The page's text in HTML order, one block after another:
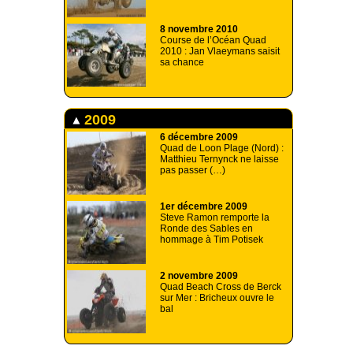
8 novembre 2010
Course de l’Océan Quad
2010 : Jan Vlaeymans saisit
sa chance
2009
6 décembre 2009
Quad de Loon Plage (Nord) :
Matthieu Ternynck ne laisse
pas passer (…)
1er décembre 2009
Steve Ramon remporte la
Ronde des Sables en
hommage à Tim Potisek
2 novembre 2009
Quad Beach Cross de Berck
sur Mer : Bricheux ouvre le
bal